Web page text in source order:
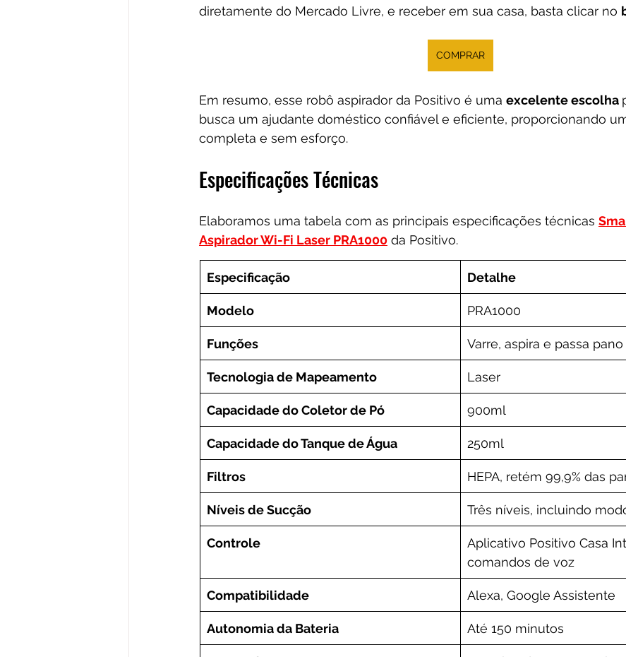
diretamente do Mercado Livre, e receber em sua casa, basta clicar no
COMPRAR
Em resumo, esse robô aspirador da Positivo é uma excelente escolha
busca um ajudante doméstico confiável e eficiente, proporcionando
completa e sem esforço.
Especificações Técnicas
Elaboramos uma tabela com as principais especificações técnicas
Aspirador Wi-Fi Laser PRA1000 da Positivo.
Especificação Detalhe
Modelo PRA1000
Funções Varre, aspira e passa pano
Tecnologia de Mapeamento Laser
Capacidade do Coletor de Pó 900ml
Capacidade do Tanque de Água 250ml
Filtros HEPA, retém 99,9% das
Níveis de Sucção Três níveis, incluindo
Controle
Aplicativo Positivo Casa
comandos de voz
Compatibilidade Alexa, Google Assistente
Autonomia da Bateria Até 150 minutos